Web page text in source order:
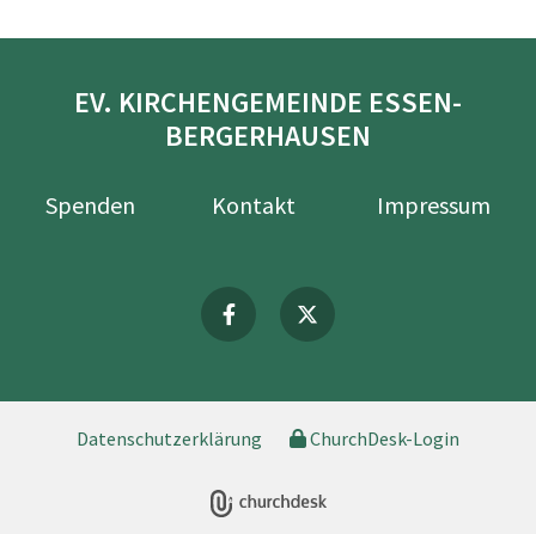
EV. KIRCHENGEMEINDE ESSEN-
BERGERHAUSEN
Spenden Kontakt Impressum
Datenschutzerklärung ChurchDesk-Login